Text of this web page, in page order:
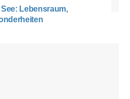
Lebensraum,